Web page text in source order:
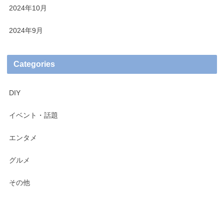
2024年10月
2024年9月
Categories
DIY
イベント・話題
エンタメ
グルメ
その他